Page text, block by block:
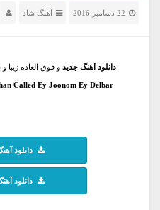
22 دسامبر 2016 آهنگ شاد
دانلود آهنگ جدید و فوق العاده زیبا
Called Ey Joonom Ey Delbar
دانلود
دانلود